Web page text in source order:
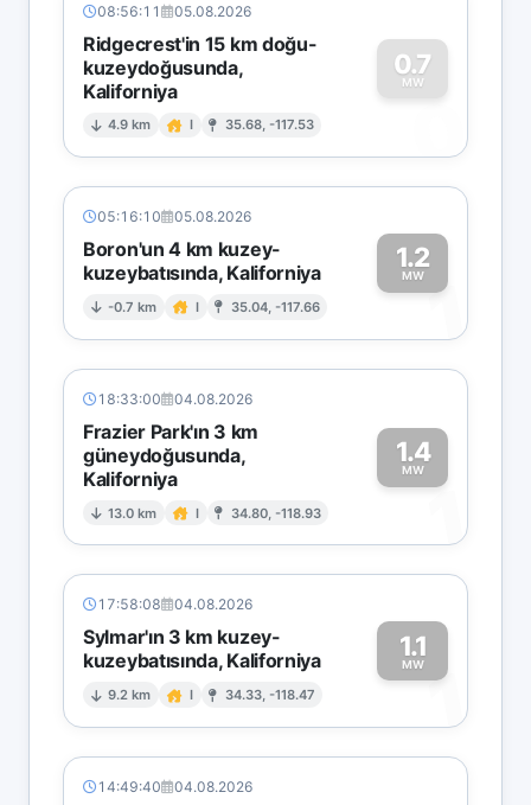
08:56:11 05.08.2026
Ridgecrest'in 15 km doğu-
kuzeydoğusunda,
Kaliforniya
4.9 km I 35.68, -117.53
0.7
MW
0
05:16:10 05.08.2026
Boron'un 4 km kuzey-
kuzeybatısında, Kaliforniya
-0.7 km I 35.04, -117.66
1.2
MW1
18:33:00 04.08.2026
Frazier Park'ın 3 km
güneydoğusunda,
Kaliforniya
13.0 km I 34.80, -118.93
1.4
MW
1
17:58:08 04.08.2026
Sylmar'ın 3 km kuzey-
kuzeybatısında, Kaliforniya
9.2 km I 34.33, -118.47
1.1
MW1
14:49:40 04.08.2026